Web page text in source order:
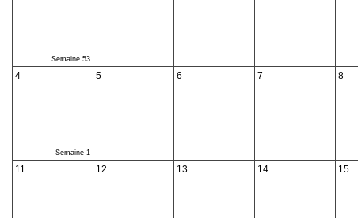
Semaine 53
4
Semaine 1
5 6 7 8
11 12 13 14 15